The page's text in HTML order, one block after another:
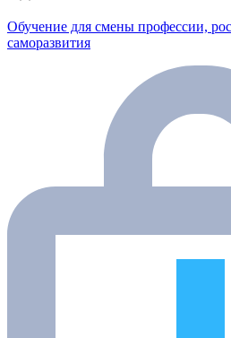
Обучение для смены профессии,
саморазвития